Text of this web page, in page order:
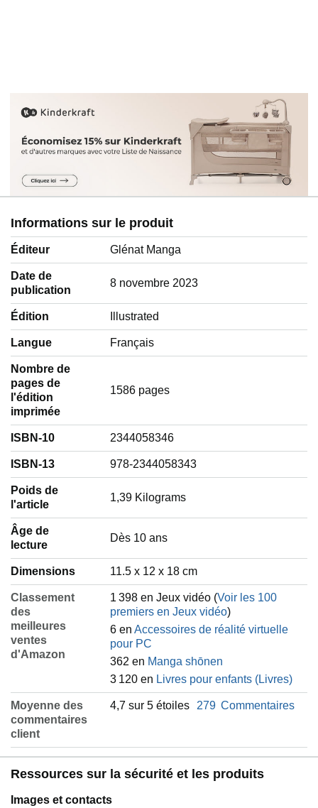
Informations sur le produit
Éditeur Glénat Manga
Date de
publication
8 novembre 2023
Édition Illustrated
Langue ‎Français
Nombre de
pages de
l'édition
imprimée
1586 pages
ISBN-10 2344058346
ISBN-13 978-2344058343
Poids de
l'article
‎1,39 Kilograms
Âge de
lecture
‎Dès 10 ans
Dimensions 11.5 x 12 x 18 cm
Classement
des
meilleures
ventes
d'Amazon
1 398 en Jeux vidéo (Voir les 100
premiers en Jeux vidéo)
6 en Accessoires de réalité virtuelle
pour PC
362 en Manga shōnen
3 120 en Livres pour enfants (Livres)
Moyenne des
commentaires
client
4,7 sur 5 étoiles 279 Commentaires
Ressources sur la sécurité et les produits
Images et contacts